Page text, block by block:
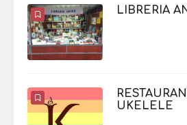
LIBRERIA
UKELELE